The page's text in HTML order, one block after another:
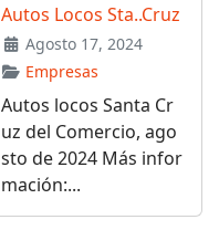
Autos Locos Sta..Cruz
Agosto 17, 2024
Empresas
Autos locos Santa Cr
uz del Comercio, ago
sto de 2024 Más infor
mación:...